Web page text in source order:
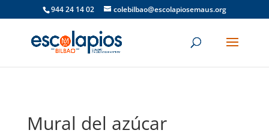
944 24 14 02 colebilbao@escolapiosemaus.org
Mural del azúcar